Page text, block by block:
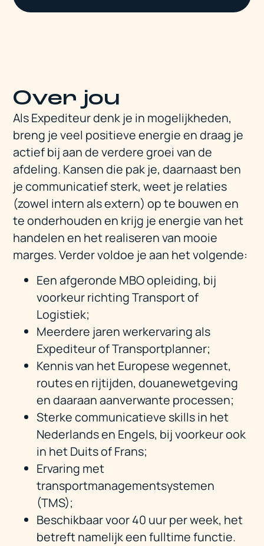
Over jou
Als Expediteur denk je in mogelijkheden,
breng je veel positieve energie en draag je
actief bij aan de verdere groei van de
afdeling. Kansen die pak je, daarnaast ben
je communicatief sterk, weet je relaties
(zowel intern als extern) op te bouwen en
te onderhouden en krijg je energie van het
handelen en het realiseren van mooie
marges. Verder voldoe je aan het volgende:
Een afgeronde MBO opleiding, bij
voorkeur richting Transport of
Logistiek;
Meerdere jaren werkervaring als
Expediteur of Transportplanner;
Kennis van het Europese wegennet,
routes en rijtijden, douanewetgeving
en daaraan aanverwante processen;
Sterke communicatieve skills in het
Nederlands en Engels, bij voorkeur ook
in het Duits of Frans;
Ervaring met
transportmanagementsystemen
(TMS);
Beschikbaar voor 40 uur per week, het
betreft namelijk een fulltime functie.